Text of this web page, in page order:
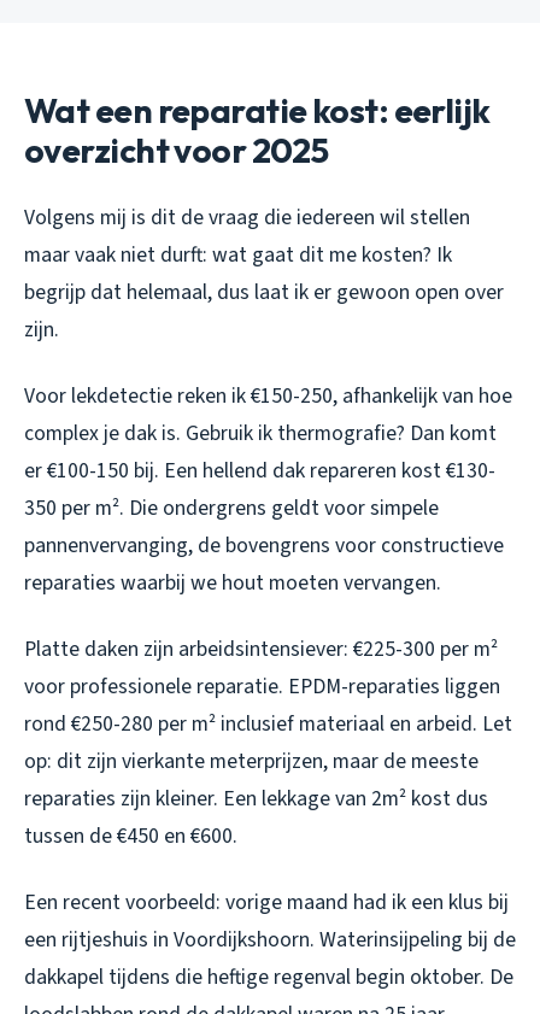
Wat een reparatie kost: eerlijk
overzicht voor 2025
Volgens mij is dit de vraag die iedereen wil stellen
maar vaak niet durft: wat gaat dit me kosten? Ik
begrijp dat helemaal, dus laat ik er gewoon open over
zijn.
Voor lekdetectie reken ik €150-250, afhankelijk van hoe
complex je dak is. Gebruik ik thermografie? Dan komt
er €100-150 bij. Een hellend dak repareren kost €130-
350 per m². Die ondergrens geldt voor simpele
pannenvervanging, de bovengrens voor constructieve
reparaties waarbij we hout moeten vervangen.
Platte daken zijn arbeidsintensiever: €225-300 per m²
voor professionele reparatie. EPDM-reparaties liggen
rond €250-280 per m² inclusief materiaal en arbeid. Let
op: dit zijn vierkante meterprijzen, maar de meeste
reparaties zijn kleiner. Een lekkage van 2m² kost dus
tussen de €450 en €600.
Een recent voorbeeld: vorige maand had ik een klus bij
een rijtjeshuis in Voordijkshoorn. Waterinsijpeling bij de
dakkapel tijdens die heftige regenval begin oktober. De